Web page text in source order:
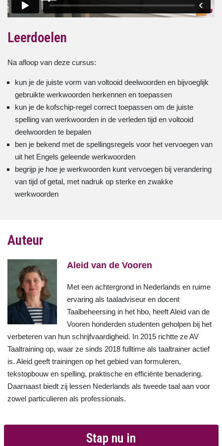
Leerdoelen
Na afloop van deze cursus:
kun je de juiste vorm van voltooid deelwoorden en bijvoeglijk
gebruikte werkwoorden herkennen en toepassen
kun je de kofschip-regel correct toepassen om de juiste
spelling van werkwoorden in de verleden tijd en voltooid
deelwoorden te bepalen
ben je bekend met de spellingsregels voor het vervoegen van
uit het Engels geleende werkwoorden
begrijp je hoe je werkwoorden kunt vervoegen bij verandering
van tijd of getal, met nadruk op sterke en zwakke
werkwoorden
Auteur
Aleid van de Vooren
Met een achtergrond in Nederlands en ruime
ervaring als taaladviseur en docent
Taalbeheersing in het hbo, heeft Aleid van de
Vooren honderden studenten geholpen bij het
verbeteren van hun schrijfvaardigheid. In 2015 richtte ze AV
Taaltraining op, waar ze sinds 2018 fulltime als taaltrainer actief
is. Aleid geeft trainingen op het gebied van formuleren,
tekstopbouw en spelling, praktische en efficiënte benadering.
Daarnaast biedt zij lessen Nederlands als tweede taal aan voor
zowel particulieren als professionals.
Stap nu in